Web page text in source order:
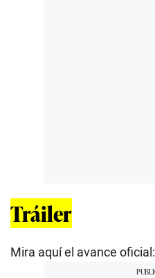
Tráiler
Mira aquí el avance oficial: